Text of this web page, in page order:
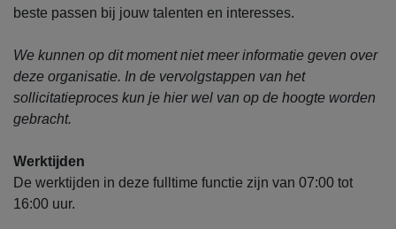
beste passen bij jouw talenten en interesses.
We kunnen op dit moment niet meer informatie geven over
deze organisatie. In de vervolgstappen van het
sollicitatieproces kun je hier wel van op de hoogte worden
gebracht.
Werktijden
De werktijden in deze fulltime functie zijn van 07:00 tot
16:00 uur.